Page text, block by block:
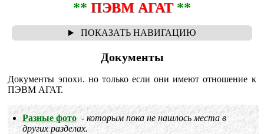
** ПЭВМ АГАТ**
Документы
Документы эпохи. но только если они имеют отношение к
ПЭВМ АГАТ.
Разные фото
которым пока не нашлось места в
других разделах.